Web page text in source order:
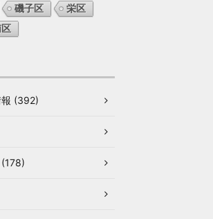
磯子区
栄区
報 (392)